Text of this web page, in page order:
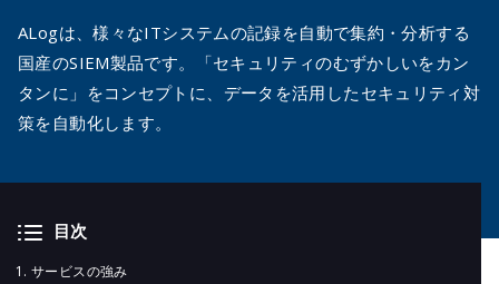
メールマガ
公式SNS
ALogは、様々なITシステムの記録を自動で集約・分析する
国産のSIEM製品です。「セキュリティのむずかしいをカン
タンに」をコンセプトに、データを活用したセキュリティ対
策を自動化します。
目次
サービスの強み